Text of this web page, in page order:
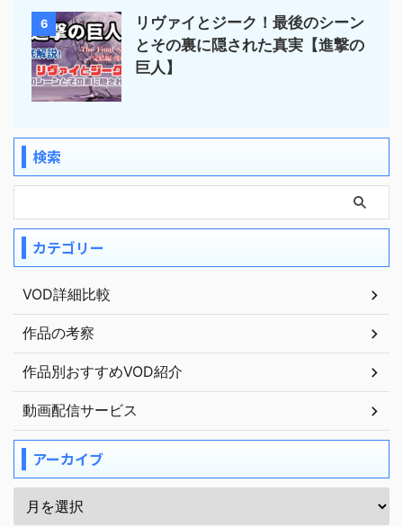
6
リヴァイとジーク！最後のシーン
とその裏に隠された真実【進撃の
巨人】
検索
カテゴリー
VOD詳細比較
作品の考察
作品別おすすめVOD紹介
動画配信サービス
アーカイブ